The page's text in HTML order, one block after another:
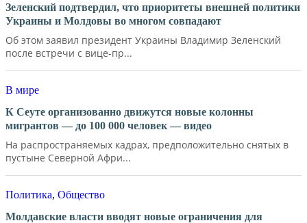
Зеленский подтвердил, что приоритеты внешней политики
Украины и Молдовы во многом совпадают
Об этом заявил президент Украины Владимир Зеленский
после встречи с вице-пр...
В мире
К Сеуте организованно движутся новые колонны
мигрантов — до 100 000 человек — видео
На распространяемых кадрах, предположительно снятых в
пустыне Северной Афри...
Политика, Общество
Молдавские власти вводят новые ограничения для